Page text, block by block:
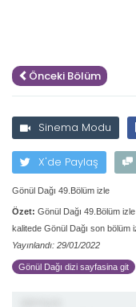
Önceki Bölüm
Sinema Modu
X'de Paylaş
Gönül Dağı 49.Bölüm izle
Özet: Gönül Dağı 49.Bölüm
kalitede Gönül Dağı son bölüm
Yayınlandı: 29/01/2022
Gönül Dağı dizi sayfasina git